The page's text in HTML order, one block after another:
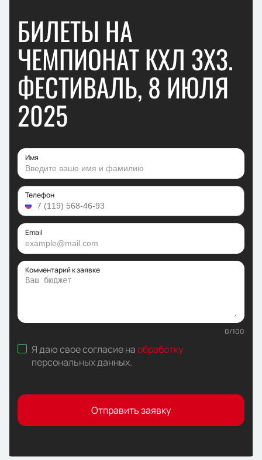
БИЛЕТЫ НА
ЧЕМПИОНАТ КХЛ 3Х3.
ФЕСТИВАЛЬ, 8 ИЮЛЯ
2025
Имя
Телефон
Email
Комментарий к заявке
0/100
Я даю свое согласие наобработку
персональных данных.
Отправить заявку